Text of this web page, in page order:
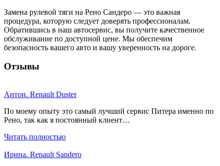
Замена рулевой тяги на Рено Сандеро — это важная
процедура, которую следует доверять профессионалам.
Обратившись в наш автосервис, вы получите качественное
обслуживание по доступной цене. Мы обеспечим
безопасность вашего авто и вашу уверенность на дороге.
Отзывы
Антон. Renault Duster
По моему опыту это самый лучший сервис Питера именно по
Рено, так как я постоянный клиент…
Читать полностью
Ирина. Renault Sandero